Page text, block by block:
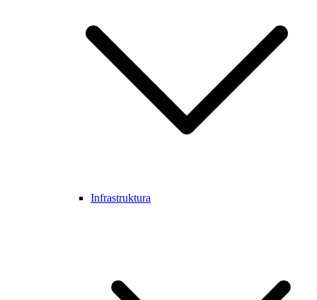
Infrastruktura